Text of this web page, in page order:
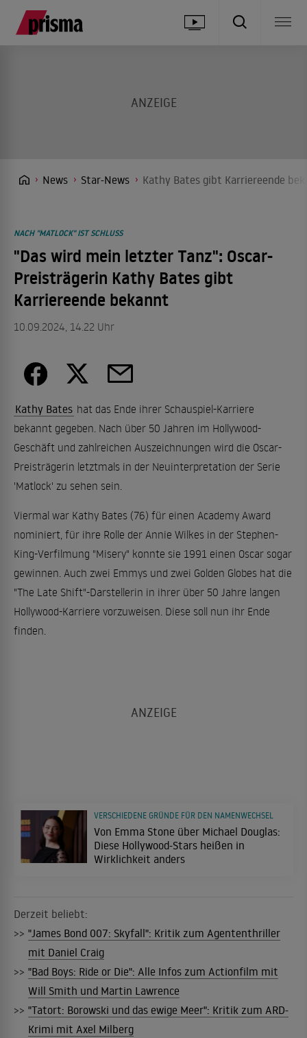
News Star-News Kathy Bates gibt Karriereende
NACH "MATLOCK" IST SCHLUSS
"Das wird mein letzter Tanz": Oscar-
Preisträgerin Kathy Bates gibt
Karriereende bekannt
10.09.2024, 14.22 Uhr
Kathy Bates hat das Ende ihrer Schauspiel-Karriere
bekannt gegeben. Nach über 50 Jahren im Hollywood-
Geschäft und zahlreichen Auszeichnungen wird die Oscar-
Preisträgerin letztmals in der Neuinterpretation der Serie
'Matlock' zu sehen sein.
Viermal war Kathy Bates (76) für einen Academy Award
nominiert, für ihre Rolle der Annie Wilkes in der Stephen-
King-Verfilmung "Misery" konnte sie 1991 einen Oscar sogar
gewinnen. Auch zwei Emmys und zwei Golden Globes hat die
"The Late Shift"-Darstellerin in ihrer über 50 Jahre langen
Hollywood-Karriere vorzuweisen. Diese soll nun ihr Ende
finden.
Von Emma Stone über Michael Douglas:
Diese Hollywood-Stars heißen in
Wirklichkeit anders
VERSCHIEDENE GRÜNDE FÜR DEN NAMENWECHSEL
Derzeit beliebt:
>> "James Bond 007: Skyfall": Kritik zum Agententhriller
mit Daniel Craig
>> "Bad Boys: Ride or Die": Alle Infos zum Actionfilm mit
Will Smith und Martin Lawrence
>> "Tatort: Borowski und das ewige Meer": Kritik zum ARD-
Krimi mit Axel Milberg